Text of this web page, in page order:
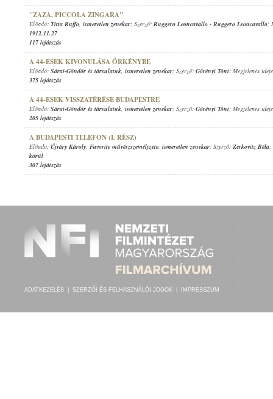
"ZAZA, PICCOLA ZINGARA"
Előadó: Titta Ruffo, ismeretlen zenekar; Szerző: Ruggero Leoncavallo - Ruggero Leoncavallo;
1912.11.27
117 lejátszás
A 44-ESEK KIVONULÁSA ÖRKÉNYBE
Előadó: Sárai-Göndör és társulatuk, ismeretlen zenekar; Szerző: Görényi Tóni; Megjelenés
375 lejátszás
A 44-ESEK VISSZATÉRÉSE BUDAPESTRE
Előadó: Sárai-Göndör és társulatuk, ismeretlen zenekar; Szerző: Görényi Tóni; Megjelenés
205 lejátszás
A BUDAPESTI TELEFON (I. RÉSZ)
Előadó: Újváry Károly, Favorite művészszemélyzete, ismeretlen zenekar; Szerző: Zerkovitz Béla;
körül
307 lejátszás
ADATKEZELÉS SZERZŐI ÉS FELHASZNÁLÓI JOGOK IMPRESSZUM